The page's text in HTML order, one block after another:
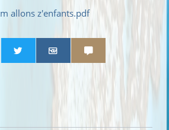
allons z'enfants.pdf
Partager par email